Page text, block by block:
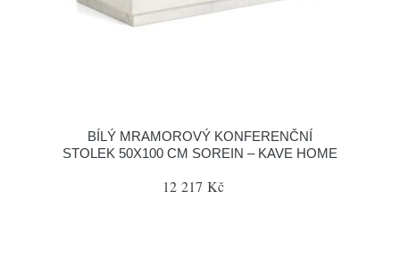
BÍLÝ MRAMOROVÝ KONFERENČNÍ
STOLEK 50X100 CM SOREIN – KAVE HOME
12 217 Kč